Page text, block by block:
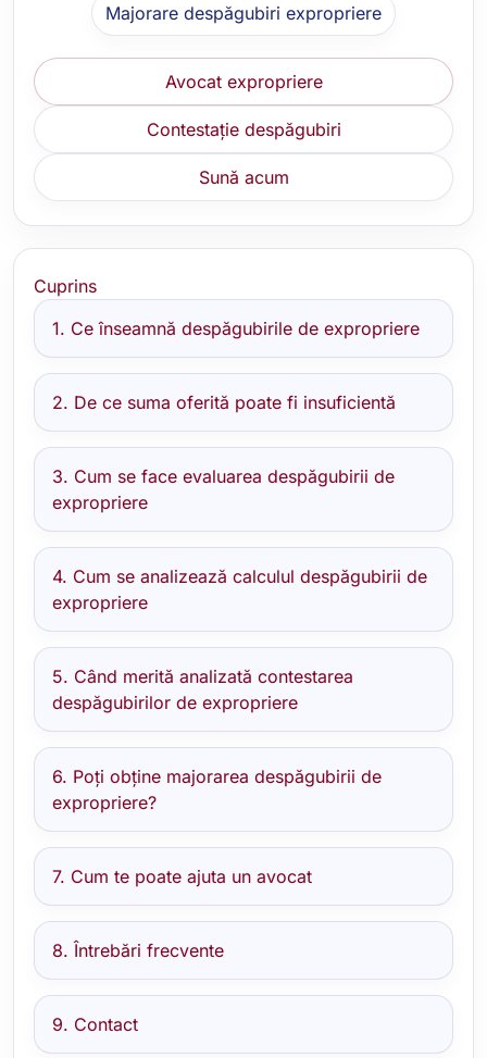
Majorare despăgubiri expropriere
Avocat expropriere
Contestație despăgubiri
Sună acum
Cuprins
1. Ce înseamnă despăgubirile de expropriere
2. De ce suma oferită poate fi insuficientă
3. Cum se face evaluarea despăgubirii de
expropriere
4. Cum se analizează calculul despăgubirii de
expropriere
5. Când merită analizată contestarea
despăgubirilor de expropriere
6. Poți obține majorarea despăgubirii de
expropriere?
7. Cum te poate ajuta un avocat
8. Întrebări frecvente
9. Contact